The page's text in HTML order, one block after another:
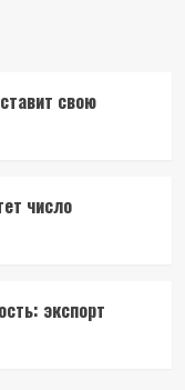
свою
число
экспорт